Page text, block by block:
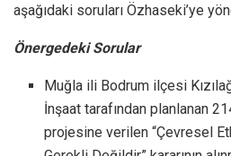
aşağıdaki soruları Özhaseki’ye
Önergedeki Sorular
Muğla ili Bodrum ilçesi
İnşaat tarafından planlanan
projesine verilen “Çevresel